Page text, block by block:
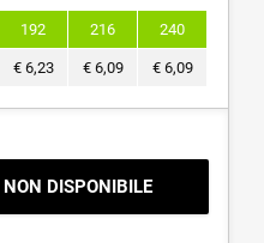
192 216 240
€ 6,23 € 6,09 € 6,09
NON DISPONIBILE